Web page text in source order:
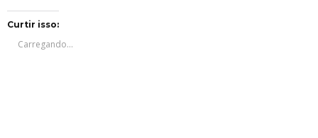
em
janela) janela)
Curtir isso:
Carregando...